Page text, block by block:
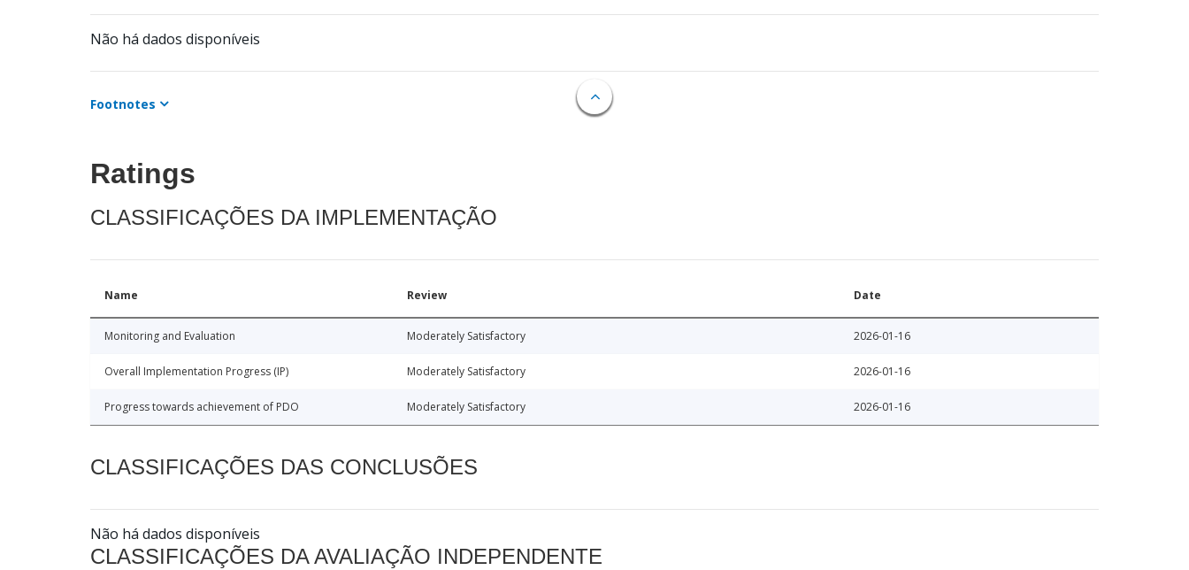
Não há dados disponíveis
Footnotes
Ratings
CLASSIFICAÇÕES DA IMPLEMENTAÇÃO
Name Review Date
Monitoring and Evaluation Moderately Satisfactory 2026-01-16
Overall Implementation Progress (IP) Moderately Satisfactory 2026-01-16
Progress towards achievement of PDO Moderately Satisfactory 2026-01-16
CLASSIFICAÇÕES DAS CONCLUSÕES
Não há dados disponíveis
CLASSIFICAÇÕES DA AVALIAÇÃO INDEPENDENTE